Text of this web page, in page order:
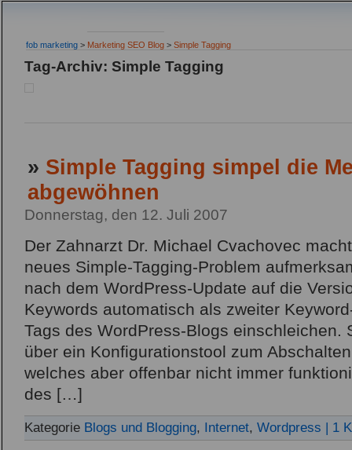
fob marketing > Marketing SEO Blog > Simple Tagging
Tag-Archiv: Simple Tagging
» Simple Tagging simpel die
abgewöhnen
Donnerstag, den 12. Juli 2007
Der Zahnarzt Dr. Michael Cvachovec
neues Simple-Tagging-Problem
nach dem WordPress-Update auf die
Keywords automatisch als zweiter
Tags des WordPress-Blogs einschleichen.
über ein Konfigurationstool zum
welches aber offenbar nicht immer
des […]
Kategorie Blogs und Blogging, Internet, Wordpress | 1